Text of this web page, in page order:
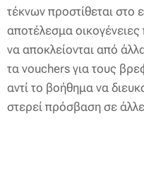
τέκνων προστίθεται στο
αποτέλεσμα
να αποκλείονται από
τα vouchers για τους
αντί το βοήθημα να
στερεί πρόσβαση σε